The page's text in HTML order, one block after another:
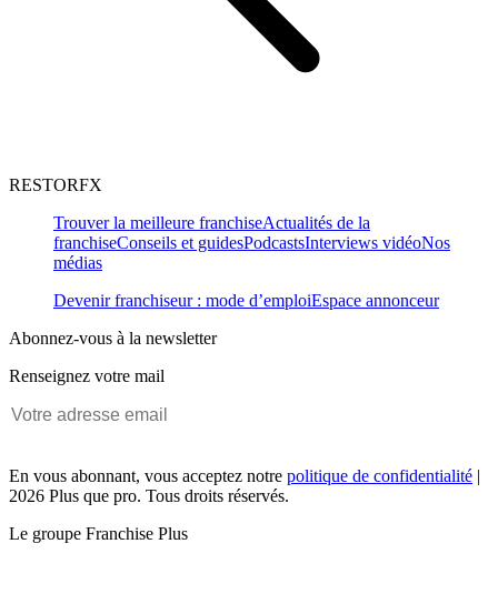
RESTORFX
Trouver la meilleure franchiseActualités de la
franchiseConseils et guidesPodcastsInterviews vidéoNos
médias
Devenir franchiseur : mode d’emploiEspace annonceur
Abonnez-vous à la newsletter
Renseignez votre mail
En vous abonnant, vous acceptez notre politique de confidentialité |
2026 Plus que pro. Tous droits réservés.
Le groupe Franchise Plus